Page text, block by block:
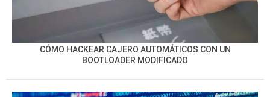
CÓMO HACKEAR CAJERO AUTOMÁTICOS CON UN
BOOTLOADER MODIFICADO